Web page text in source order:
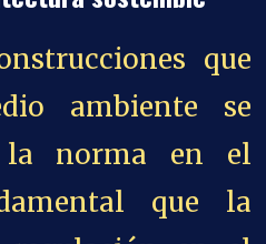
que
ambiente se
la norma en el
que la